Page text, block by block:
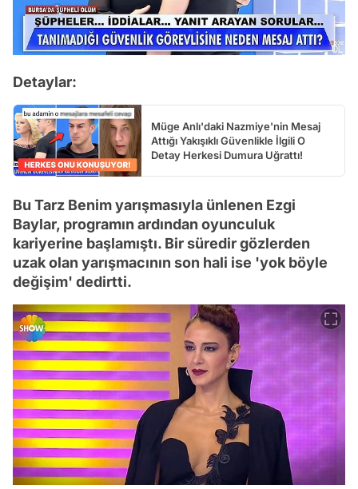
Detaylar:
Müge Anlı'daki Nazmiye'nin Mesaj
Attığı Yakışıklı Güvenlikle İlgili O
Detay Herkesi Dumura Uğrattı!
Bu Tarz Benim yarışmasıyla ünlenen Ezgi
Baylar, programın ardından oyunculuk
kariyerine başlamıştı. Bir süredir gözlerden
uzak olan yarışmacının son hali ise 'yok böyle
değişim' dedirtti.
Video
Test
Gündem